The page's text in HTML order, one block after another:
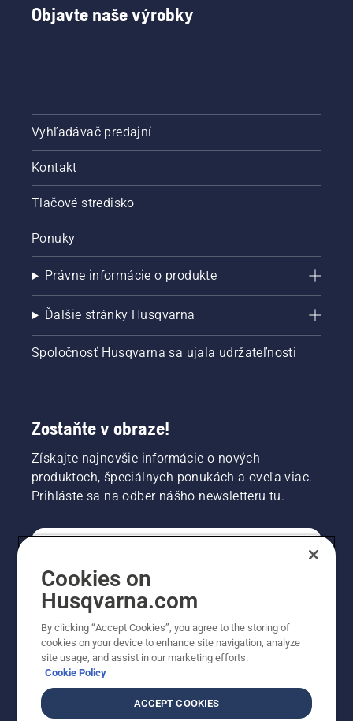
Objavte naše výrobky
Vyhľadávač predajní
Kontakt
Tlačové stredisko
Ponuky
Právne informácie o produkte
Ďalšie stránky Husqvarna
Spoločnosť Husqvarna sa ujala udržateľnosti
Zostaňte v obraze!
Získajte najnovšie informácie o nových
produktoch, špeciálnych ponukách a oveľa viac.
Prihláste sa na odber nášho newsletteru tu.
PROFESIONÁLNE
Cookies on
Husqvarna.com
By clicking “Accept Cookies”, you agree to the storing of
cookies on your device to enhance site navigation, analyze
site usage, and assist in our marketing efforts.
Cookie Policy
ACCEPT COOKIES